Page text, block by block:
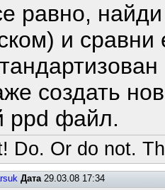
равно,
и
создать
ppd файл.
Do. Or do not.
Дата29.03.08 17:34